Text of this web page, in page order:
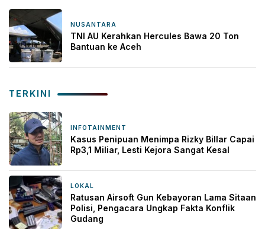
NUSANTARA
TNI AU Kerahkan Hercules Bawa 20 Ton
Bantuan ke Aceh
TERKINI
INFOTAINMENT
Kasus Penipuan Menimpa Rizky Billar Capai
Rp3,1 Miliar, Lesti Kejora Sangat Kesal
LOKAL
Ratusan Airsoft Gun Kebayoran Lama Sitaan
Polisi, Pengacara Ungkap Fakta Konflik
Gudang